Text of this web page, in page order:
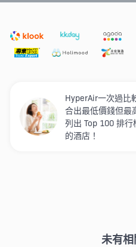
HyperAir一次過比
合出最低價錢但最
列出 Top 100 排
的酒店！
未有